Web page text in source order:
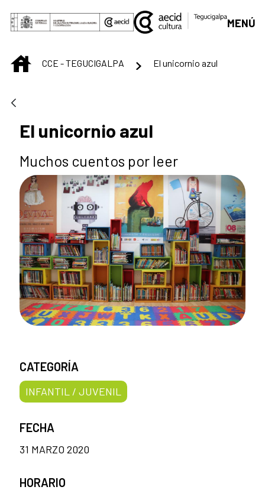
Saltar al contenido principal
MENÚ
INICIOCCE - TEGUCIGALPA El unicornio azul
El unicornio azul
Muchos cuentos por leer
CATEGORÍA
INFANTIL / JUVENIL
FECHA
31 MARZO 2020
HORARIO